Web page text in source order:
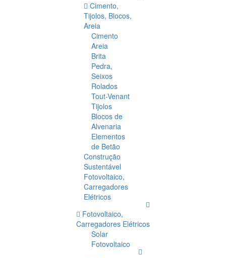
Cimento,
Tijolos, Blocos,
Areia
Cimento
Areia
Brita
Pedra,
Seixos
Rolados
Tout-Venant
Tijolos
Blocos de
Alvenaria
Elementos
de Betão
Construção
Sustentável
Fotovoltaico,
Carregadores
Elétricos
Fotovoltaico,
Carregadores Elétricos
Solar
Fotovoltaico